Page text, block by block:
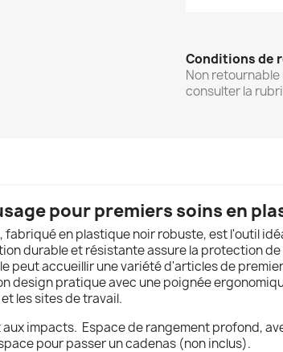
Conditions de
Non retournable
consulter la
pour premiers soins en
en plastique noir robuste, est l'outil
durable et résistante assure la protection
peut accueillir une variété d'articles de
design pratique avec une poignée
les sites de travail.
impacts. Espace de rangement profond,
pour passer un cadenas (non inclus).